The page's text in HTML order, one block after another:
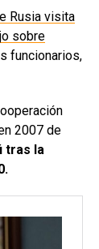
Rusia visita
sobre
funcionarios,
2007 de
tras la